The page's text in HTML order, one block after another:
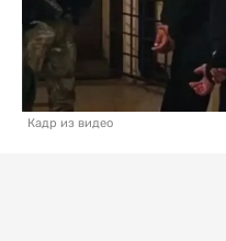
Кадр из видео